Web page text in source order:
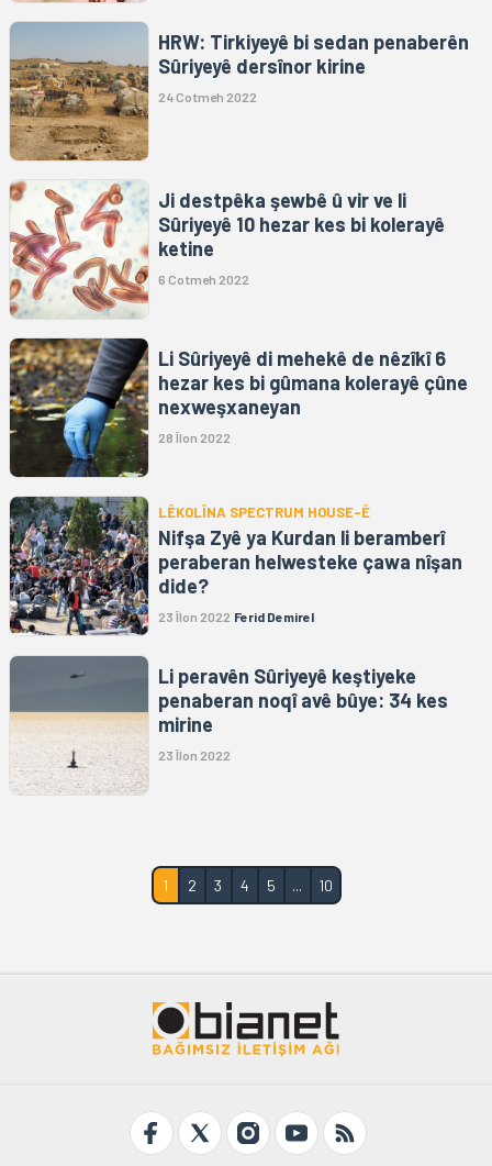
HRW: Tirkiyeyê bi sedan penaberên
Sûriyeyê dersînor kirine
24 Cotmeh 2022
Ji destpêka şewbê û vir ve li
Sûriyeyê 10 hezar kes bi kolerayê
ketine
6 Cotmeh 2022
Li Sûriyeyê di mehekê de nêzîkî 6
hezar kes bi gûmana kolerayê çûne
nexweşxaneyan
28 Îlon 2022
LÊKOLÎNA SPECTRUM HOUSE-Ê
Nifşa Zyê ya Kurdan li beramberî
peraberan helwesteke çawa nîşan
dide?
23 Îlon 2022 Ferid Demirel
Li peravên Sûriyeyê keştiyeke
penaberan noqî avê bûye: 34 kes
mirine
23 Îlon 2022
1 2 3 4 5 ... 10